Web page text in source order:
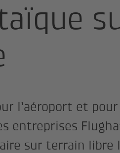
l’aéroport et
entreprises
sur terrain libre